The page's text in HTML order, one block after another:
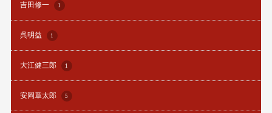
吉田修一 1
呉明益 1
大江健三郎 1
安岡章太郎 5